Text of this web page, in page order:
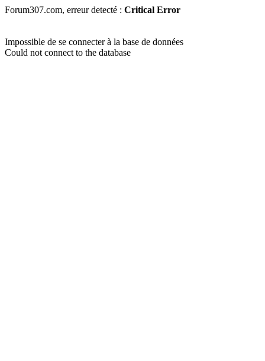
Forum307.com, erreur detecté : Critical Error
Impossible de se connecter à la base de données
Could not connect to the database